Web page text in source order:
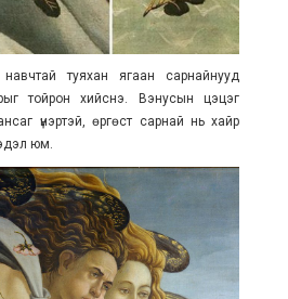
навчтай туяхан ягаан сарнайнууд
тойронхийснэ. Вэнусын цэцэг
үнэртэй, өргөст сарнай нь хайр
юм.